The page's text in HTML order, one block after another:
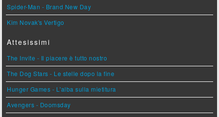
Spider-Man - Brand New Day
Kim Novak's Vertigo
Attesissimi
The Invite - Il piacere è tutto nostro
The Dog Stars - Le stelle dopo la fine
Hunger Games - L'alba sulla mietitura
Avengers - Doomsday